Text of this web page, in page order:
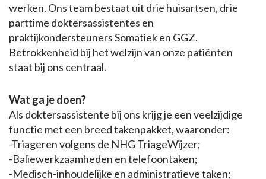
werken. Ons team bestaat uit drie huisartsen, drie
parttime doktersassistentes en
praktijkondersteuners Somatiek en GGZ.
Betrokkenheid bij het welzijn van onze patiënten
staat bij ons centraal.
Wat ga je doen?
Als doktersassistente bij ons krijg je een veelzijdige
functie met een breed takenpakket, waaronder:
-Triageren volgens de NHG TriageWijzer;
-Baliewerkzaamheden en telefoontaken;
-Medisch-inhoudelijke en administratieve taken;